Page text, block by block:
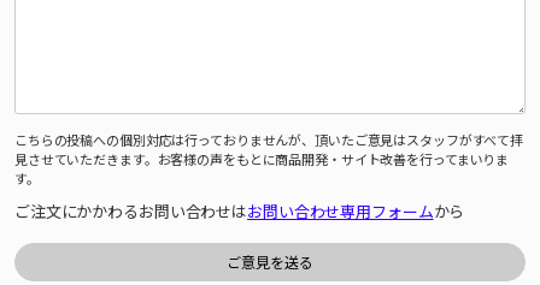
こちらの投稿への個別対応は行っておりませんが、頂いたご意見はスタッフがすべて拝
見させていただきます。お客様の声をもとに商品開発・サイト改善を行ってまいりま
す。
ご注文にかかわるお問い合わせはお問い合わせ専用フォームから